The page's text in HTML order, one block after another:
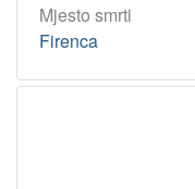
Mjesto smrti
Firenca